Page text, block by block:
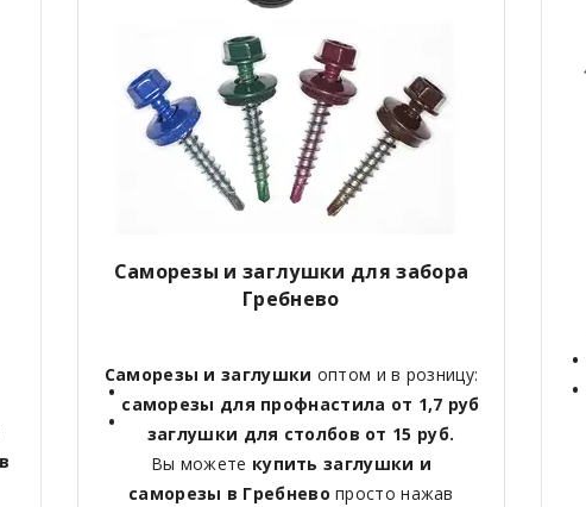
Саморезы и заглушки для забора
Гребнево
Саморезы и заглушки оптом и в розницу:
саморезы для профнастила от 1,7 руб
заглушки для столбов от 15 руб.
Вы можете купить заглушки и
саморезы в Гребневопросто нажав